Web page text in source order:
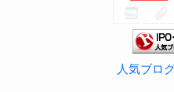
人気ブロ